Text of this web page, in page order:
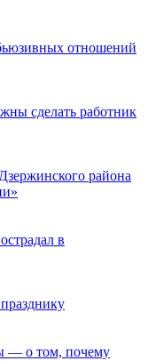
отношений
сделать работник
района
в
— о том, почему